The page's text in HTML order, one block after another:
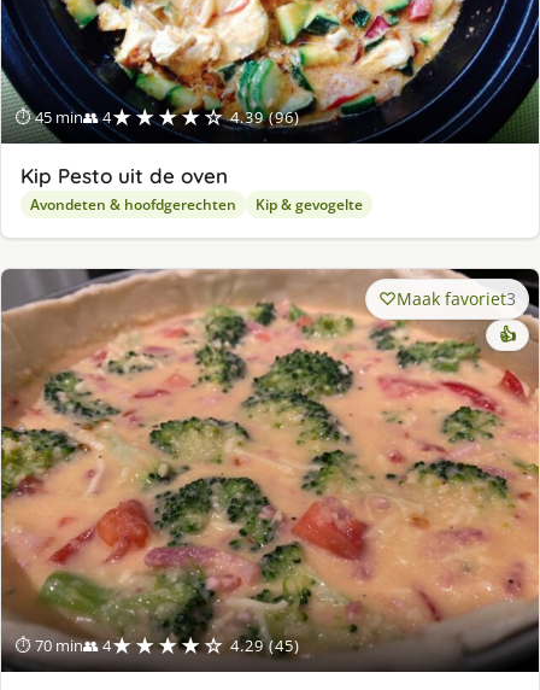
⏱ 45 min👥 4★★★★☆ 4.39 (96)
Kip Pesto uit de oven
Avondeten & hoofdgerechten Kip & gevogelte
⏱ 70 min👥 4★★★★☆ 4.29 (45)
Maak favoriet3
👍